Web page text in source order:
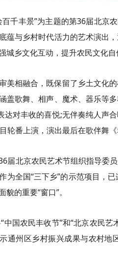
千丰景”为主题的第36届北京
蕴与乡村时代活力的艺术演出
城乡文化互动，提升农民文化自
美相融合，既保留了乡土文化
盖歌舞、相声、魔术、器乐等
达对丰收的喜悦;无伴奏纯人声
轮番上演，演出最后在歌伴舞
届北京农民艺术节组织指导委
为全国“三下乡”的示范项目，
的重要“窗口”。
中国农民丰收节”和“北京农民
通州区乡村振兴成果与农村